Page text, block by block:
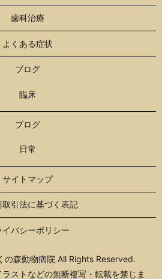
歯科治療
よくある症状
ブログ
臨床
ブログ
日常
サイトマップ
取引法に基づく表記
イバシーポリシー
森動物病院 All Rights Reserved.
ラストなどの無断複写・転載を禁じま